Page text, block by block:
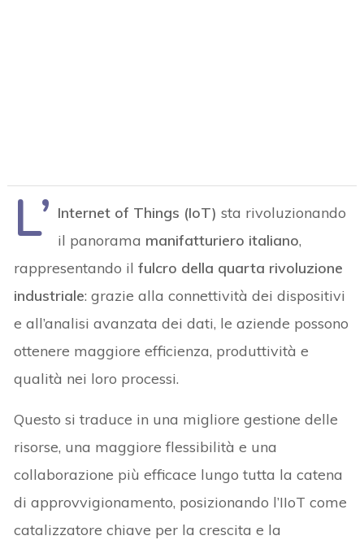
L’ Internet of Things (IoT) sta rivoluzionando
il panorama manifatturiero italiano,
rappresentando ilfulcro della quarta rivoluzione
industriale: grazie alla connettività dei dispositivi
e all’analisi avanzata dei dati, le aziende possono
ottenere maggiore efficienza, produttività e
qualità nei loro processi.
Questo si traduce in una migliore gestione delle
risorse, una maggiore flessibilità e una
collaborazione più efficace lungo tutta la catena
di approvvigionamento, posizionando l’IIoT come
catalizzatore chiave per la crescita e la